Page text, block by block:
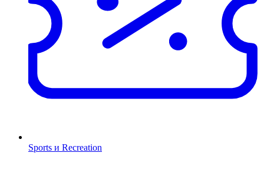
Sports и Recreation